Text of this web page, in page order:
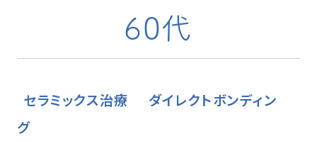
60代
セラミックス治療
ダイレクトボンディン
グ